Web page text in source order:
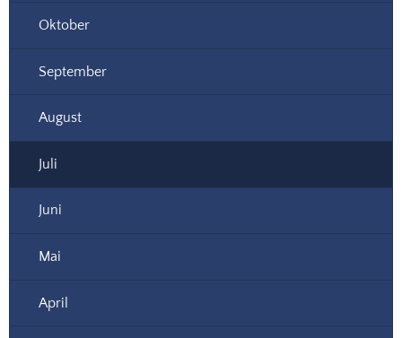
Oktober
September
August
Juli
Juni
Mai
April